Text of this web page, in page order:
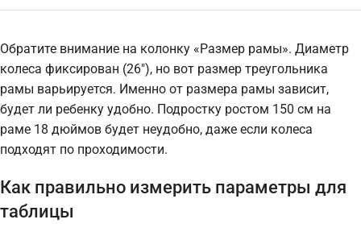
Обратите внимание на колонку «Размер рамы». Диаметр
колеса фиксирован (26″), но вот размер треугольника
рамы варьируется. Именно от размера рамы зависит,
будет ли ребенку удобно. Подростку ростом 150 см на
раме 18 дюймов будет неудобно, даже если колеса
подходят по проходимости.
Как правильно измерить параметры для
таблицы